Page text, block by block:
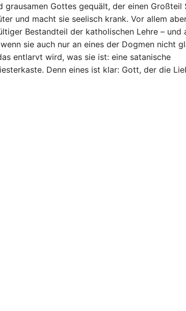
Gottes gequält, der einen Großteil
und macht sie seelisch krank. Vor allem
Bestandteil der katholischen Lehre – und
sie auch nur an eines der Dogmen nicht
entlarvt wird, was sie ist: eine satanische
Denn eines ist klar: Gott, der die